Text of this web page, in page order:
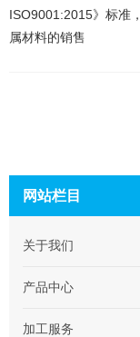
ISO9001:2015》标准
属材料的销售
网站栏目
关于我们
产品中心
加工服务